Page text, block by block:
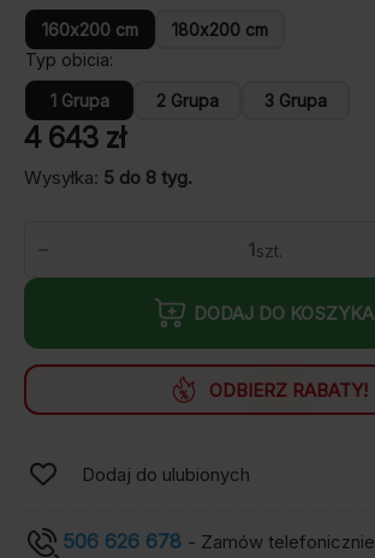
160x200 cm
180x200 cm
Typ obicia
1 Grupa
2 Grupa 3 Grupa
4 643 zł
Wysyłka: 5 do 8 tyg.
ilość
Łóżko
Bolsena
pojemnikiem
na
pościel
DODAJ DO KOSZYKA
ODBIERZ RABATY!
Dodaj do ulubionych
506 626 678 - Zamów telefonicznie